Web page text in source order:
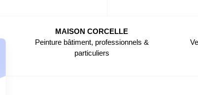
MAISON CORCELLE
Peinture bâtiment, professionnels &
particuliers